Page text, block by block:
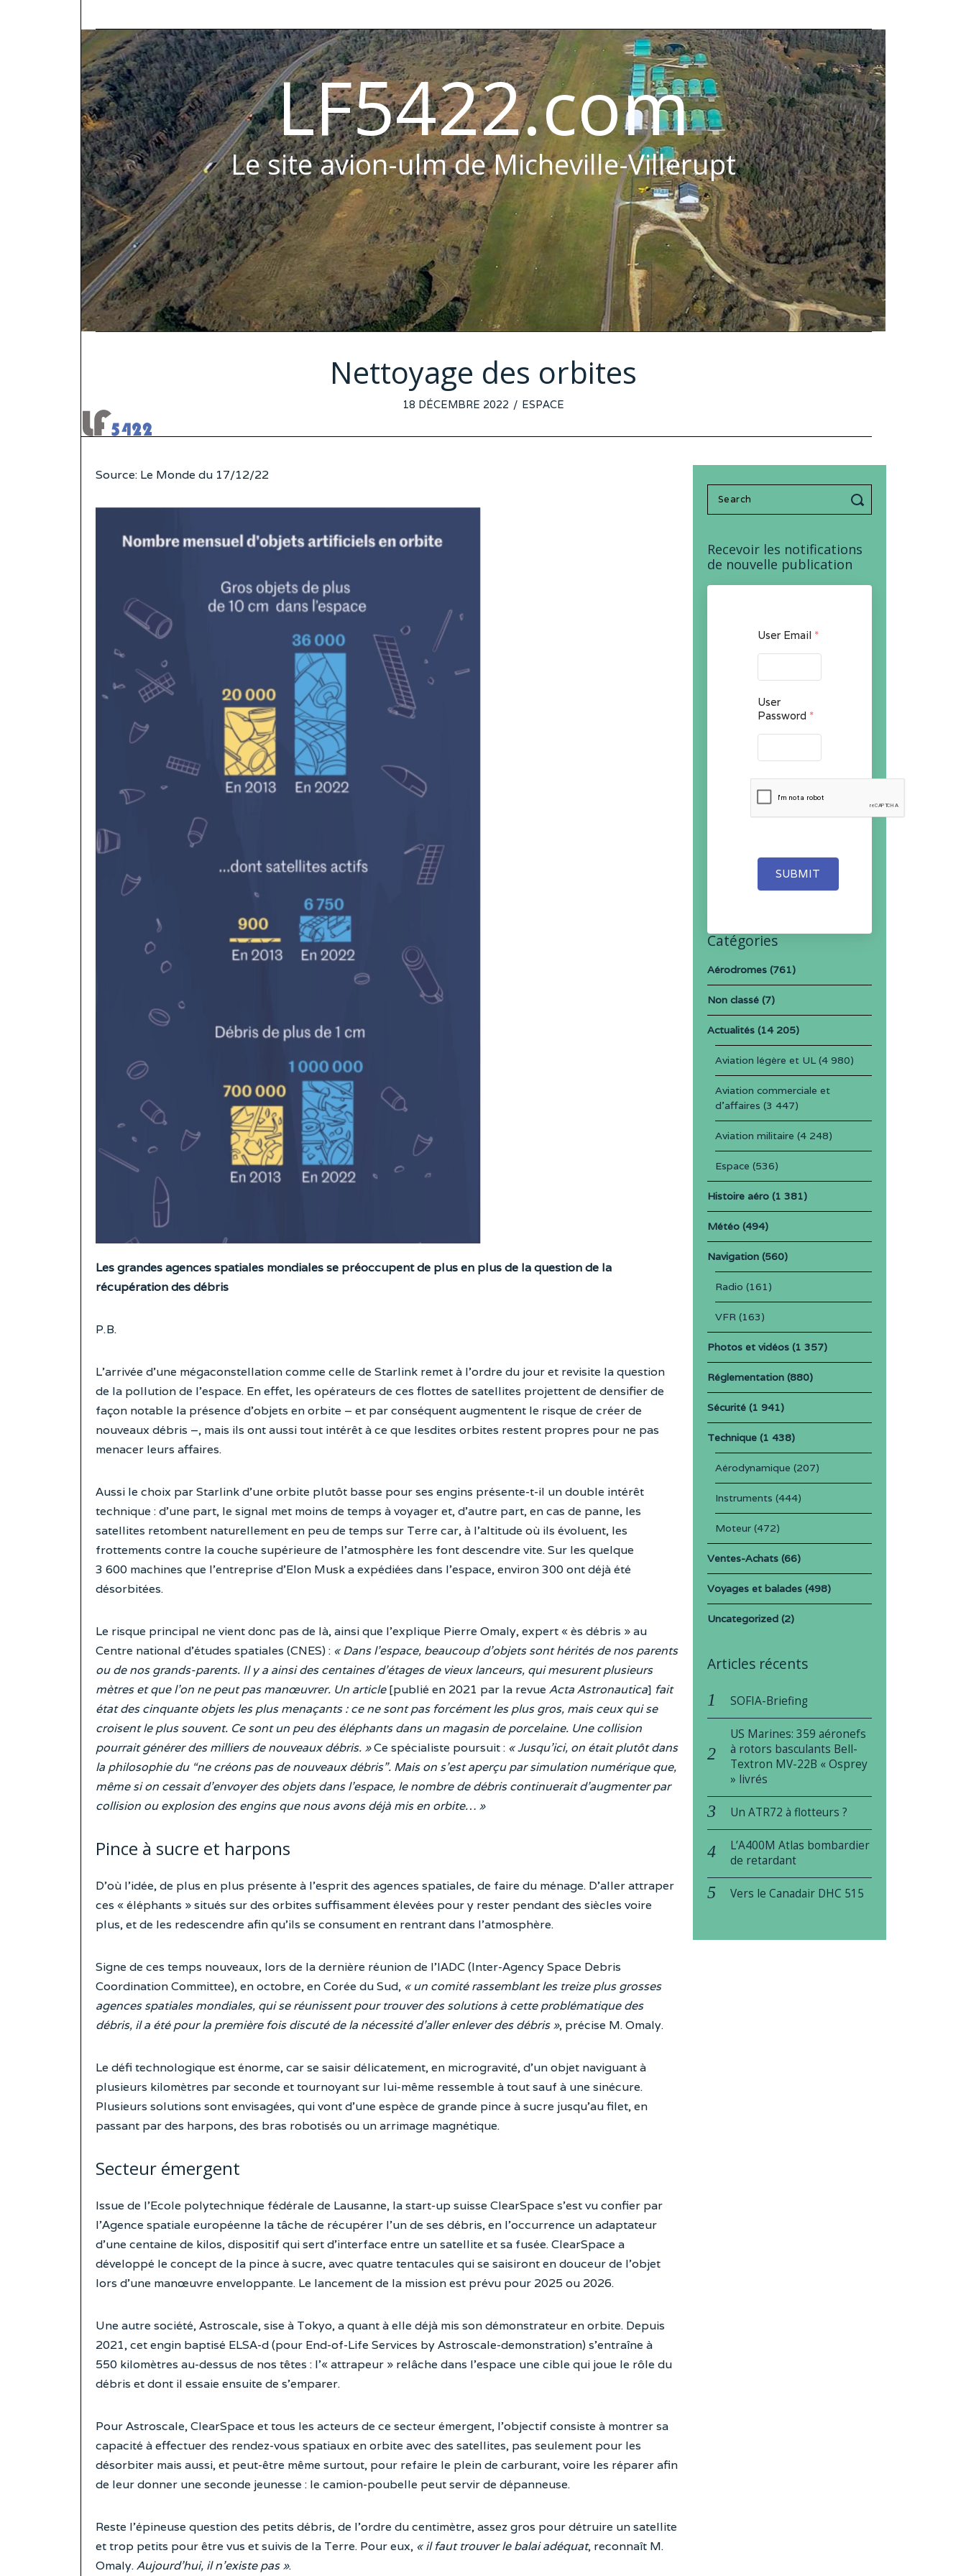
LF5422.com
Le site avion-ulm de Micheville-Villerupt
Nettoyage des orbites
POSTED
18 DÉCEMBRE 2022 17
2022
ESPACE
Source: Le Monde du 17/12/22
Les grandes agences spatiales mondiales se préoccupent de plus en plus de la question de la
récupération des débris
P. B.
L’arrivée d’une mégaconstellation comme celle de Starlink remet à l’ordre du jour et revisite la question
de la pollution de l’espace. En effet, les opérateurs de ces flottes de satellites projettent de densifier de
façon notable la présence d’objets en orbite – et par conséquent augmentent le risque de créer de
nouveaux débris –, mais ils ont aussi tout intérêt à ce que lesdites orbites restent propres pour ne pas
menacer leurs affaires.
Aussi le choix par Starlink d’une orbite plutôt basse pour ses engins présente-t-il un double intérêt
technique : d’une part, le signal met moins de temps à voyager et, d’autre part, en cas de panne, les
satellites retombent naturellement en peu de temps sur Terre car, à l’altitude où ils évoluent, les
frottements contre la couche supérieure de l’atmosphère les font descendre vite. Sur les quelque
3 600 machines que l’entreprise d’Elon Musk a expédiées dans l’espace, environ 300 ont déjà été
désorbitées.
Le risque principal ne vient donc pas de là, ainsi que l’explique Pierre Omaly, expert « ès débris » au
Centre national d’études spatiales (CNES) : « Dans l’espace, beaucoup d’objets sont hérités de nos parents
ou de nos grands-parents. Il y a ainsi des centaines d’étages de vieux lanceurs, qui mesurent plusieurs
mètres et que l’on ne peut pas manœuvrer. Un article[publié en 2021 par la revue Acta Astronautica] fait
état des cinquante objets les plus menaçants : ce ne sont pas forcément les plus gros, mais ceux qui se
croisent le plus souvent. Ce sont un peu des éléphants dans un magasin de porcelaine. Une collision
pourrait générer des milliers de nouveaux débris. »Ce spécialiste poursuit : « Jusqu’ici, on était plutôt dans
la philosophie du “ne créons pas de nouveaux débris”. Mais on s’est aperçu par simulation numérique que,
même si on cessait d’envoyer des objets dans l’espace, le nombre de débris continuerait d’augmenter par
collision ou explosion des engins que nous avons déjà mis en orbite… »
Pince à sucre et harpons
D’où l’idée, de plus en plus présente à l’esprit des agences spatiales, de faire du ménage. D’aller attraper
ces « éléphants » situés sur des orbites suffisamment élevées pour y rester pendant des siècles voire
plus, et de les redescendre afin qu’ils se consument en rentrant dans l’atmosphère.
Signe de ces temps nouveaux, lors de la dernière réunion de l’IADC (Inter-Agency Space Debris
Coordination Committee), en octobre, en Corée du Sud, « un comité rassemblant les treize plus grosses
agences spatiales mondiales, qui se réunissent pour trouver des solutions à cette problématique des
débris, il a été pour la première fois discuté de la nécessité d’aller enlever des débris », précise M. Omaly.
Le défi technologique est énorme, car se saisir délicatement, en microgravité, d’un objet naviguant à
plusieurs kilomètres par seconde et tournoyant sur lui-même ressemble à tout sauf à une sinécure.
Plusieurs solutions sont envisagées, qui vont d’une espèce de grande pince à sucre jusqu’au filet, en
passant par des harpons, des bras robotisés ou un arrimage magnétique.
Secteur émergent
Issue de l’Ecole polytechnique fédérale de Lausanne, la start-up suisse ClearSpace s’est vu confier par
l’Agence spatiale européenne la tâche de récupérer l’un de ses débris, en l’occurrence un adaptateur
d’une centaine de kilos, dispositif qui sert d’interface entre un satellite et sa fusée. ClearSpace a
développé le concept de la pince à sucre, avec quatre tentacules qui se saisiront en douceur de l’objet
lors d’une manœuvre enveloppante. Le lancement de la mission est prévu pour 2025 ou 2026.
Une autre société, Astroscale, sise à Tokyo, a quant à elle déjà mis son démonstrateur en orbite. Depuis
2021, cet engin baptisé ELSA-d (pour End-of-Life Services by Astroscale-demonstration) s’entraîne à
550 kilomètres au-dessus de nos têtes : l’« attrapeur » relâche dans l’espace une cible qui joue le rôle du
débris et dont il essaie ensuite de s’emparer.
Pour Astroscale, ClearSpace et tous les acteurs de ce secteur émergent, l’objectif consiste à montrer sa
capacité à effectuer des rendez-vous spatiaux en orbite avec des satellites, pas seulement pour les
désorbiter mais aussi, et peut-être même surtout, pour refaire le plein de carburant, voire les réparer afin
de leur donner une seconde jeunesse : le camion-poubelle peut servir de dépanneuse.
Reste l’épineuse question des petits débris, de l’ordre du centimètre, assez gros pour détruire un satellite
et trop petits pour être vus et suivis de la Terre. Pour eux, « il faut trouver le balai adéquat, reconnaît M.
Omaly.Aujourd’hui, il n’existe pas ».
Search
for:
Recevoir les notifications
de nouvelle publication
User Email *
User
Password *
SUBMIT
Catégories
Aérodromes(761)
Non classé(7)
Actualités(14 205)
Aviation légère et UL(4 980)
Aviation commerciale et
d'affaires (3 447)
Aviation militaire (4 248)
Espace (536)
Histoire aéro(1 381)
Météo(494)
Navigation(560)
Radio (161)
VFR (163)
Photos et vidéos(1 357)
Réglementation(880)
Sécurité(1 941)
Technique(1 438)
Aérodynamique (207)
Instruments (444)
Moteur(472)
Ventes-Achats(66)
Voyages et balades(498)
Uncategorized(2)
Articles récents
SOFIA-Briefing
US Marines: 359 aéronefs
à rotors basculants Bell-
Textron MV-22B « Osprey
» livrés
Un ATR72 à flotteurs ?
L’A400M Atlas bombardier
de retardant
Vers le Canadair DHC 515